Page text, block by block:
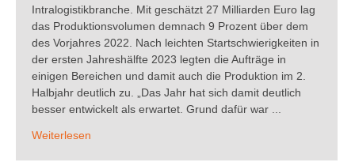
Intralogistikbranche. Mit geschätzt 27 Milliarden Euro lag
das Produktionsvolumen demnach 9 Prozent über dem
des Vorjahres 2022. Nach leichten Startschwierigkeiten in
der ersten Jahreshälfte 2023 legten die Aufträge in
einigen Bereichen und damit auch die Produktion im 2.
Halbjahr deutlich zu. „Das Jahr hat sich damit deutlich
besser entwickelt als erwartet. Grund dafür war ...
Weiterlesen